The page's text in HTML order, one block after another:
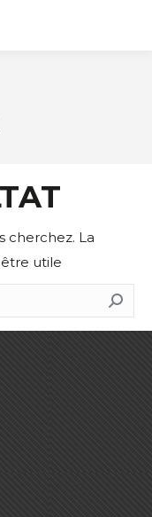
cherchez. La
utile